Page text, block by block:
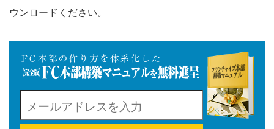
ウンロードください。